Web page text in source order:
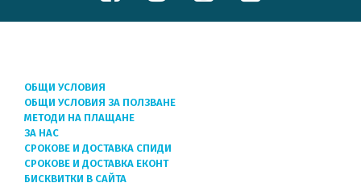
ОБЩИ УСЛОВИЯ
ОБЩИ УСЛОВИЯ ЗА ПОЛЗВАНЕ
МЕТОДИ НА ПЛАЩАНЕ
ЗА НАС
СРОКОВЕ И ДОСТАВКА СПИДИ
СРОКОВЕ И ДОСТАВКА ЕКОНТ
БИСКВИТКИ В САЙТА